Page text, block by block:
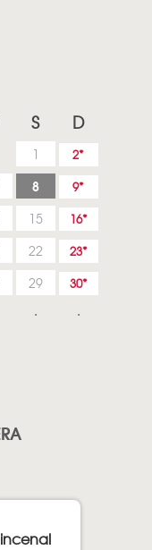
S D
1 2
8 9
15 16
22 23
29 30